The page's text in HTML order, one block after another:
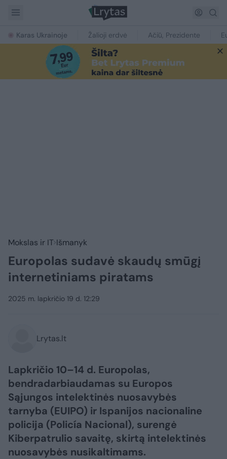
Karas Ukrainoje Žalioji erdvė Ačiū, Prezidente
Mokslas ir IT Išmanyk
Europolas sudavė skaudų smūgį
internetiniams piratams
2025 m. lapkričio 19 d. 12:29
Lrytas.lt
Lapkričio 10–14 d. Europolas,
bendradarbiaudamas su Europos
Sąjungos intelektinės nuosavybės
tarnyba (EUIPO) ir Ispanijos nacionaline
policija (Policía Nacional), surengė
Kiberpatrulio savaitę, skirtą intelektinės
nuosavybės nusikaltimams.